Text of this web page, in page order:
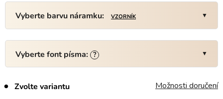
Vyberte barvu náramku: VZORNÍK
Vyberte font písma: ?
Zvolte variantu Možnosti doručení